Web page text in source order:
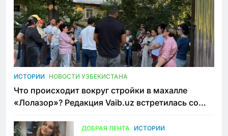
ИСТОРИИ НОВОСТИ УЗБЕКИСТАНА
Что происходит вокруг стройки в махалле
«Лолазор»? Редакция Vaib.uz встретилась со
ДОБРАЯ ЛЕНТА ИСТОРИИ